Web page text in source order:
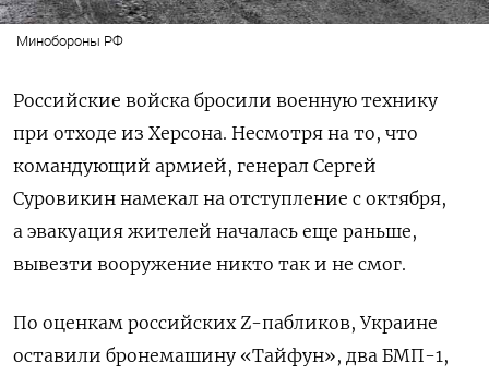
Минобороны РФ
Российские войска бросили военную технику
при отходе из Херсона. Несмотря на то, что
командующий армией, генерал Сергей
Суровикин намекал на отступление с октября,
а эвакуация жителей началась еще раньше,
вывезти вооружение никто так и не смог.
По оценкам российских Z-пабликов, Украине
оставили бронемашину «Тайфун», два БМП-1,